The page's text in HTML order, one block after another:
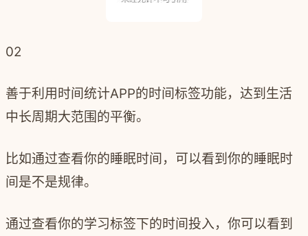
02
善于利用时间统计APP的时间标签功能，达到生活
中长周期大范围的平衡。
比如通过查看你的睡眠时间，可以看到你的睡眠时
间是不是规律。
通过查看你的学习标签下的时间投入，你可以看到